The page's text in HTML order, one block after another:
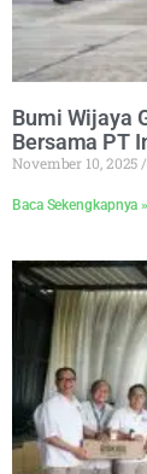
Bumi Wijaya
Bersama PT
November 10, 2025
Baca Sekengkapnya »